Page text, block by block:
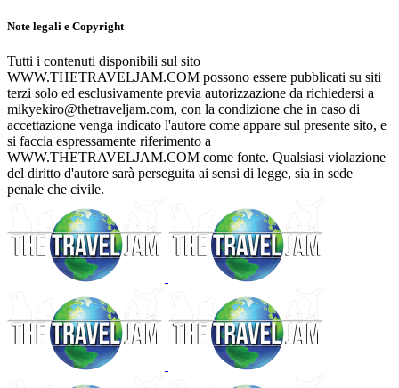
Note legali e Copyright
Tutti i contenuti disponibili sul sito
WWW.THETRAVELJAM.COM possono essere pubblicati su siti
terzi solo ed esclusivamente previa autorizzazione da richiedersi a
mikyekiro@thetraveljam.com, con la condizione che in caso di
accettazione venga indicato l'autore come appare sul presente sito, e
si faccia espressamente riferimento a
WWW.THETRAVELJAM.COM come fonte. Qualsiasi violazione
del diritto d'autore sarà perseguita ai sensi di legge, sia in sede
penale che civile.